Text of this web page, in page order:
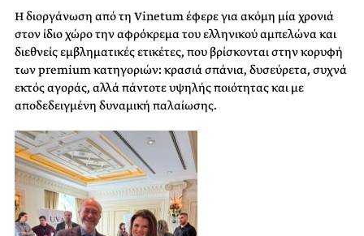
Η διοργάνωση από τη Vinetum έφερε για ακόμη μία χρονιά
στον ίδιο χώρο την αφρόκρεμα του ελληνικού αμπελώνα και
διεθνείς εμβληματικές ετικέτες, που βρίσκονται στην κορυφή
των premium κατηγοριών: κρασιά σπάνια, δυσεύρετα, συχνά
εκτός αγοράς, αλλά πάντοτε υψηλής ποιότητας και με
αποδεδειγμένη δυναμική παλαίωσης.